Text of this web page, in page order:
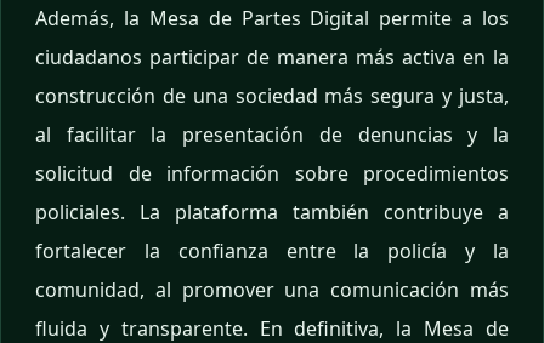
Además, la Mesa de Partes Digital permite a los
ciudadanos participar de manera más activa en la
construcción de una sociedad más segura y justa,
al facilitar la presentación de denuncias y la
solicitud de información sobre procedimientos
policiales. La plataforma también contribuye a
fortalecer la confianza entre la policía y la
comunidad, al promover una comunicación más
fluida y transparente. En definitiva, la Mesa de